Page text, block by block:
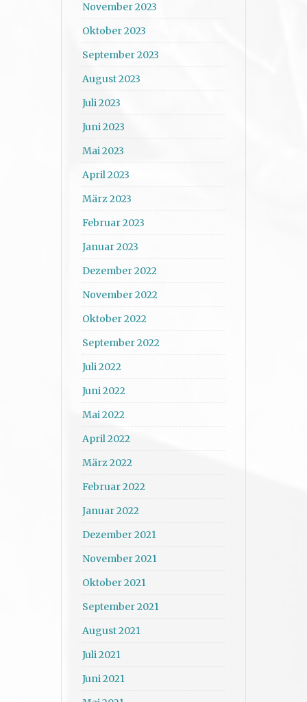
November 2023
Oktober 2023
September 2023
August 2023
Juli 2023
Juni 2023
Mai 2023
April 2023
März 2023
Februar 2023
Januar 2023
Dezember 2022
November 2022
Oktober 2022
September 2022
Juli 2022
Juni 2022
Mai 2022
April 2022
März 2022
Februar 2022
Januar 2022
Dezember 2021
November 2021
Oktober 2021
September 2021
August 2021
Juli 2021
Juni 2021